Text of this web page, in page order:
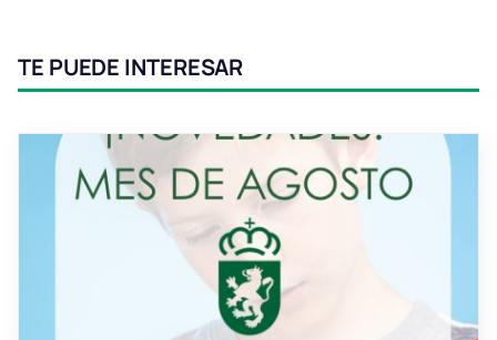
TE PUEDE INTERESAR